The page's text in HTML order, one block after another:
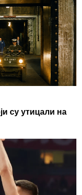
су утицали на